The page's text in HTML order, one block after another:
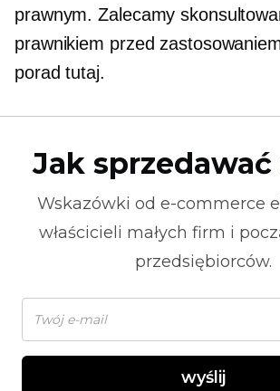
prawnym. Zalecamy
prawnikiem przed
porad tutaj.
Jak
Wskazówki od e-commerce
właścicieli małych firm i
przedsiębiorców.
wyślij